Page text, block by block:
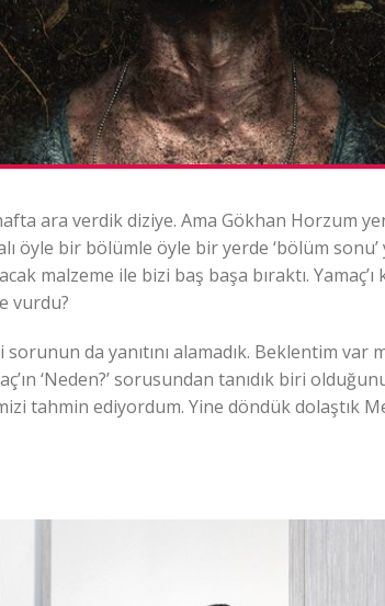
ara verdik diziye. Ama Gökhan Horzum
öyle bir bölümle öyle bir yerde ‘bölüm
malzeme ile bizi baş başa bıraktı.
vurdu?
da yanıtını alamadık. Beklentim var
‘Neden?’ sorusundan tanıdık biri
tahmin ediyordum. Yine döndük dolaştık